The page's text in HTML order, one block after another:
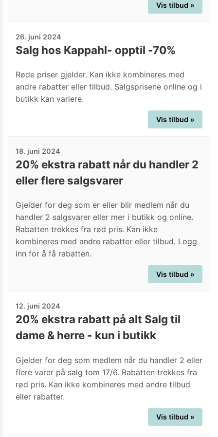
Vis tilbud »
26. juni 2024
Salg hos Kappahl- opptil -70%
Røde priser gjelder. Kan ikke kombineres med
andre rabatter eller tilbud. Salgsprisene online og i
butikk kan variere.
Vis tilbud »
18. juni 2024
20% ekstra rabatt når du handler 2
eller flere salgsvarer
Gjelder for deg som er eller blir medlem når du
handler 2 salgsvarer eller mer i butikk og online.
Rabatten trekkes fra rød pris. Kan ikke
kombineres med andre rabatter eller tilbud. Logg
inn for å få rabatten.
Vis tilbud »
12. juni 2024
20% ekstra rabatt på alt Salg til
dame & herre - kun i butikk
Gjelder for deg som medlem når du handler 2 eller
flere varer på salg tom 17/6. Rabatten trekkes fra
rød pris. Kan ikke kombineres med andre tilbud
eller rabatter.
Vis tilbud »